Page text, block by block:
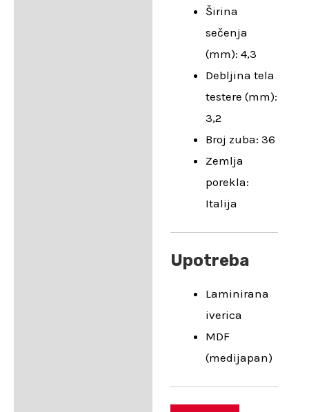
Širina
sečenja
(mm): 4,3
Debljina tela
testere (mm):
3,2
Broj zuba: 36
Zemlja
porekla:
Italija
Upotreba
Laminirana
iverica
MDF
(medijapan)